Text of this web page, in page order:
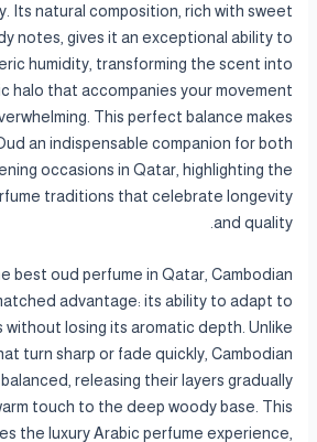
Its natural composition, rich with sweet
notes, gives it an exceptional ability to
humidity, transforming the scent into
halo that accompanies your movement
This perfect balance makes
an indispensable companion for both
occasions in Qatar, highlighting the
traditions that celebrate longevity
and quality.
best oud perfume in Qatar, Cambodian
advantage: its ability to adapt to
without losing its aromatic depth. Unlike
turn sharp or fade quickly, Cambodian
releasing their layers gradually
touch to the deep woody base. This
the luxury Arabic perfume experience,